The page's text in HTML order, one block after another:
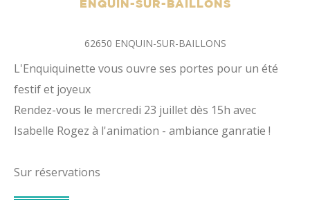
ENQUIN-SUR-BAILLONS
62650 ENQUIN-SUR-BAILLONS
L'Enquiquinette vous ouvre ses portes pour un été
festif et joyeux
Rendez-vous le mercredi 23 juillet dès 15h avec
Isabelle Rogez à l'animation - ambiance ganratie !
Sur réservations